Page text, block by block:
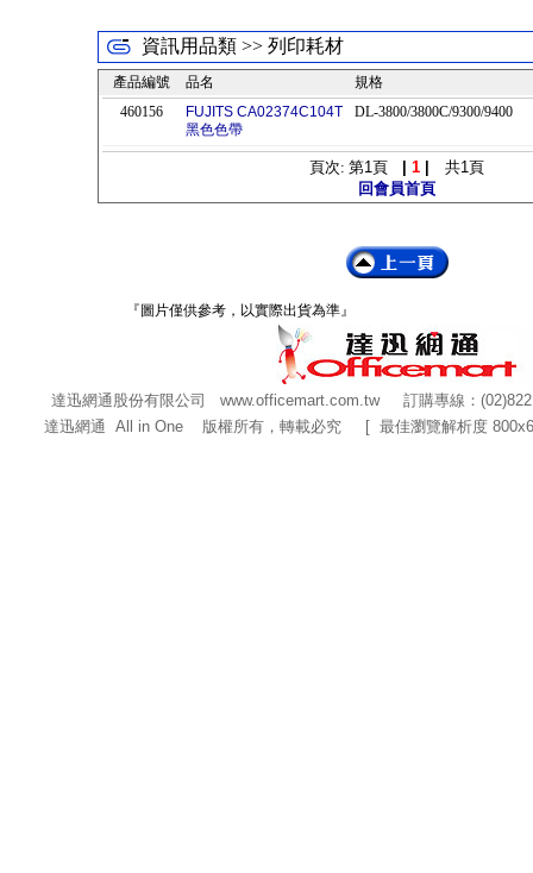
資訊用品類 >> 列印耗材
產品編號 品名
規格
460156
FUJITS CA02374C104T
黑色色帶
DL-3800/3800C/9300/9400
頁次: 第1頁 1| 共1頁
回會員首頁
『圖片僅供參考，以實際出貨為準』
達迅網通股份有限公司 www.officemart.com.tw訂購專線：
達迅網通 All in One 版權所有，轉載必究 [ 最佳瀏覽解析度